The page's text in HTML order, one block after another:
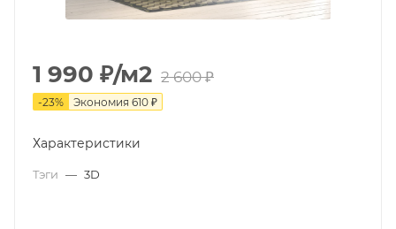
1 990 ₽/м2 2 600₽
-23% Экономия 610 ₽
Характеристики
Тэги — 3D